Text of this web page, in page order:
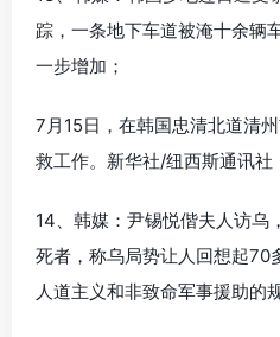
踪，一条地下车道被淹十余辆
一步增加；
7月15日，在韩国忠清北道清
救工作。新华社/纽西斯通讯社
14、韩媒：尹锡悦偕夫人访乌
死者，称乌局势让人回想起70
人道主义和非致命军事援助的